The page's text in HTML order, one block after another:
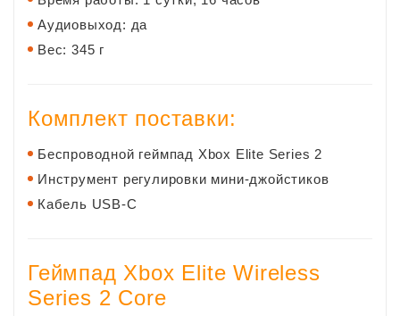
Аудиовыход: да
Вес: 345 г
Комплект поставки:
Беспроводной геймпад Xbox Elite Series 2
Инструмент регулировки мини-джойстиков
Кабель USB-C
Геймпад Xbox Elite Wireless
Series 2 Core